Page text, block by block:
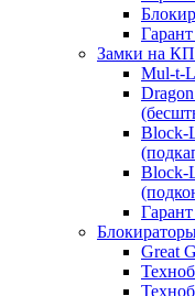
Замки на
Mul-t-
Block-
Block-
Great